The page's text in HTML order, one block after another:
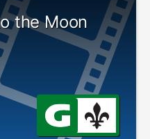
the Moon